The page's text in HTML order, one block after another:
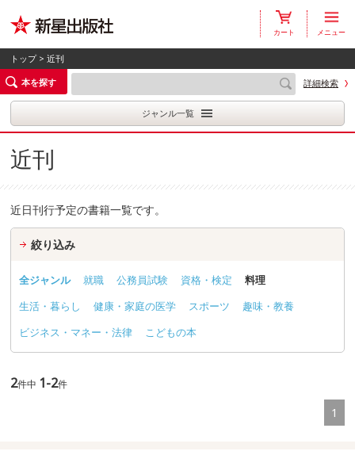
カート メニュー
トップ> 近刊
本を探す
詳細検索
ジャンル一覧
近刊
近日刊行予定の書籍一覧です。
絞り込み
全ジャンル 就職 公務員試験 資格・検定
料理
生活・暮らし
健康・家庭の医学 スポーツ
趣味・教養
ビジネス・マネー・法律
こどもの本
2件中 1-2件
1